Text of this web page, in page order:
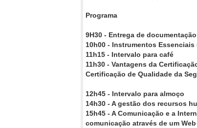
Programa
9H30 - Entrega de
10h00 - Instrumentos
11h15 - Intervalo para café
11h30 - Vantagens da
Certificação de Qualidade da
12h45 - Intervalo para almoço
14h30 - A gestão dos recursos
15h45 - A Comunicação e a
comunicação através de um